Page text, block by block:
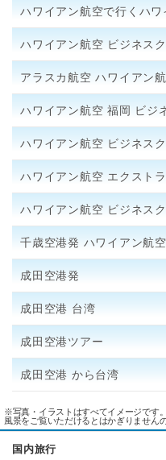
ハワイアン航空で行くハワ
ハワイアン航空 ビジネス
アラスカ航空 ハワイアン
ハワイアン航空 福岡 ビジ
ハワイアン航空 ビジネス
ハワイアン航空 エクスト
ハワイアン航空 ビジネス
千歳空港発 ハワイアン航
成田空港発
成田空港 台湾
成田空港ツアー
成田空港 から台湾
※写真・イラストはすべてイメージです
風景をご覧いただけるとはかぎりません
国内旅行